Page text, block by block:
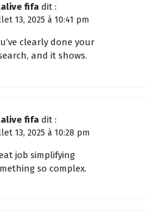
fifa dit :
13, 2025 à 10:41 pm
clearly done your
and it shows.
fifa dit :
13, 2025 à 10:28 pm
job simplifying
so complex.